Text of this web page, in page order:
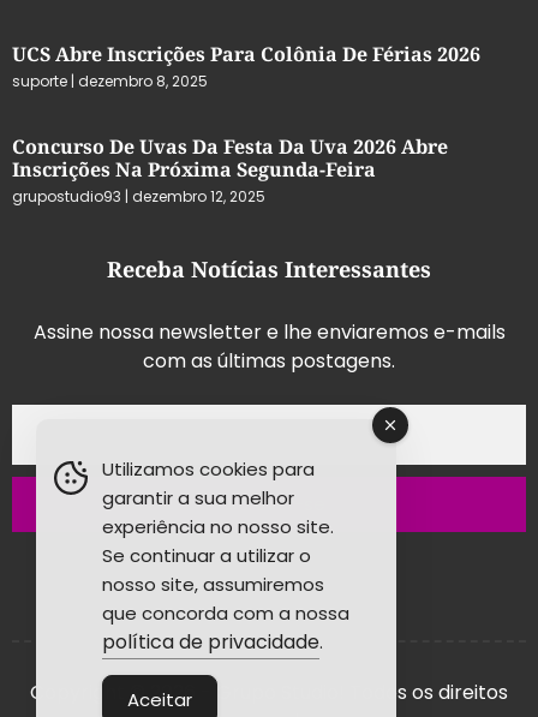
UCS Abre Inscrições Para Colônia De Férias 2026
suporte dezembro 8, 2025
Concurso De Uvas Da Festa Da Uva 2026 Abre
Inscrições Na Próxima Segunda-Feira
grupostudio93 dezembro 12, 2025
Receba Notícias Interessantes
Assine nossa newsletter e lhe enviaremos e-mails
com as últimas postagens.
Inscrever-se
Copyright © 2026 - Grupo Studio! Todos os direitos
Utilizamos cookies para
garantir a sua melhor
experiência no nosso site.
Se continuar a utilizar o
nosso site, assumiremos
que concorda com a nossa
política de privacidade.
Aceitar